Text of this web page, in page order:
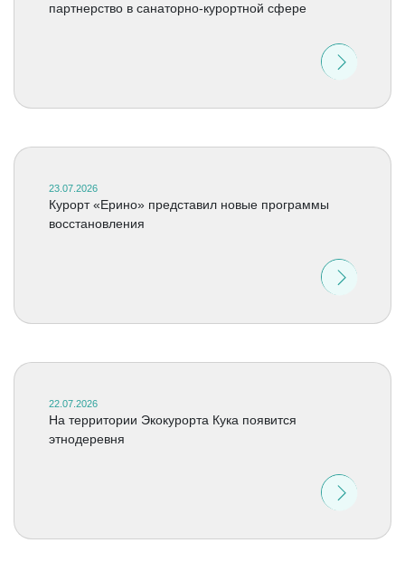
партнерство в санаторно-курортной сфере
23.07.2026
Курорт «Ерино» представил новые программы
восстановления
22.07.2026
На территории Экокурорта Кука появится
этнодеревня